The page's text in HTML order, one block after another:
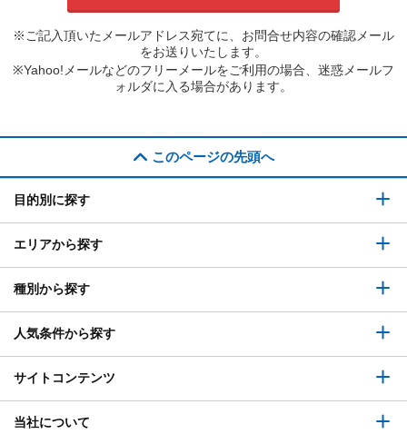
※ご記入頂いたメールアドレス宛てに、お問合せ内容の確認メール
をお送りいたします。
※Yahoo!メールなどのフリーメールをご利用の場合、迷惑メールフ
ォルダに入る場合があります。
このページの先頭へ
目的別に探す
エリアから探す
種別から探す
人気条件から探す
サイトコンテンツ
当社について